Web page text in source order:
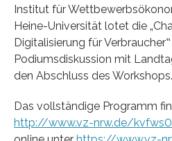
Institut für
Heine-Universität lotet die
Digitalisierung für
Podiumsdiskussion mit
den Abschluss des Workshops.
Das vollständige Programm
http://www.vz-nrw.de/